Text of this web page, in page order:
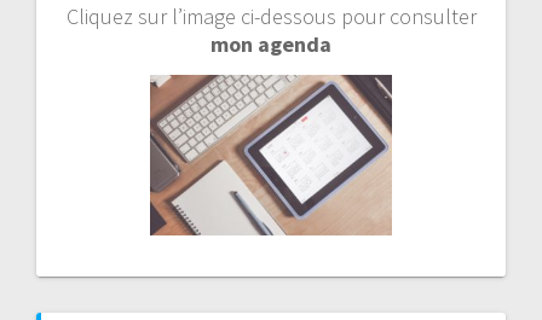
Cliquez sur l’image ci-dessous pour consulter
mon agenda